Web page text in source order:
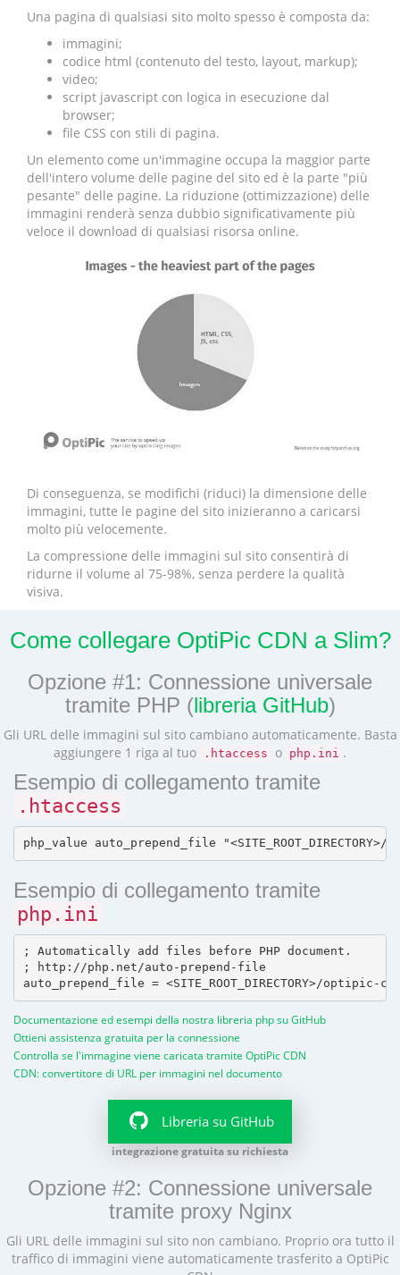
Una pagina di qualsiasi sito molto spesso è composta da:
immagini;
codice html (contenuto del testo, layout, markup);
video;
script javascript con logica in esecuzione dal
browser;
file CSS con stili di pagina.
Un elemento come un'immagine occupa la maggior parte
dell'intero volume delle pagine del sito ed è la parte "più
pesante" delle pagine. La riduzione (ottimizzazione) delle
immagini renderà senza dubbio significativamente più
veloce il download di qualsiasi risorsa online.
Di conseguenza, se modifichi (riduci) la dimensione delle
immagini, tutte le pagine del sito inizieranno a caricarsi
molto più velocemente.
La compressione delle immagini sul sito consentirà di
ridurne il volume al 75-98%, senza perdere la qualità
visiva.
Come collegare OptiPic CDN a Slim?
Opzione #1: Connessione universale
tramite PHP (libreria GitHub)
Gli URL delle immagini sul sito cambiano automaticamente. Basta
aggiungere 1 riga al tuo
.htaccess o php.ini .
Esempio di collegamento tramite
.htaccess
Esempio di collegamento tramite
php.ini
; Automatically add files before PHP document.
; http://php.net/auto-prepend-file
Documentazione ed esempi della nostra libreria php su GitHub
Ottieni assistenza gratuita per la connessione
Controlla se l'immagine viene caricata tramite OptiPic CDN
CDN: convertitore di URL per immagini nel documento
Libreria su GitHub
integrazione gratuita su richiesta
Opzione #2: Connessione universale
tramite proxy Nginx
Gli URL delle immagini sul sito non cambiano. Proprio ora tutto il
traffico di immagini viene automaticamente trasferito a OptiPic